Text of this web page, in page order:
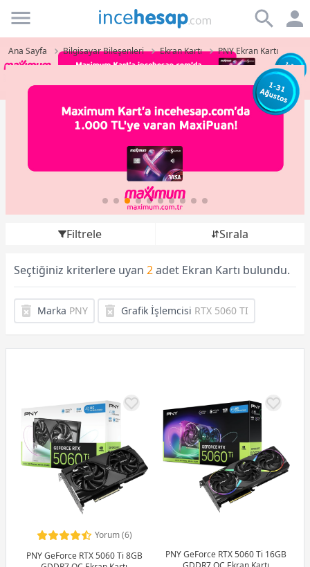
Incehesap
Ana Sayfa Bilgisayar Bileşenleri Ekran Kartı PNY Ekran Kartı
Filtrele Sırala
Seçtiğiniz kriterlere uyan 2adet Ekran Kartı bulundu.
Marka PNY Grafik İşlemcisi RTX 5060 TI
Yorum (6)
PNY GeForce RTX 5060 Ti 8GB
PNY GeForce RTX 5060 Ti 16GB